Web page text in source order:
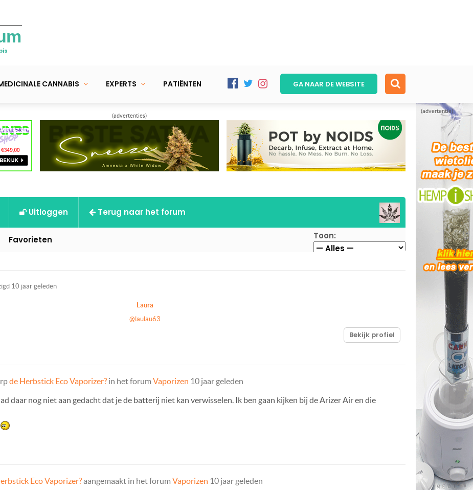
(advertentie)
CANNABIS EXPERTS PATIËNTEN GA NAAR DEWEBSITE
(advertenties)
Uitloggen Terug naar het forum
Favorieten Toon:
10 jaar geleden
Laura
@laulau63
Bekijk profiel
de Herbstick Eco Vaporizer? in het forum Vaporizen 10 jaar geleden
daar nog niet aan gedacht dat je de batterij niet kan verwisselen. Ik ben gaan kijken bij de Arizer Air en die
Eco Vaporizer?aangemaakt in het forum Vaporizen 10 jaar geleden